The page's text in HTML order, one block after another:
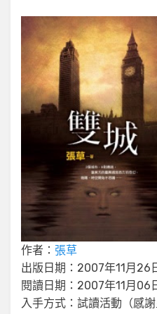
作者： 張草
出版日期：2007年11月26
閱讀日期：2007年11月06
入手方式：試讀活動（感